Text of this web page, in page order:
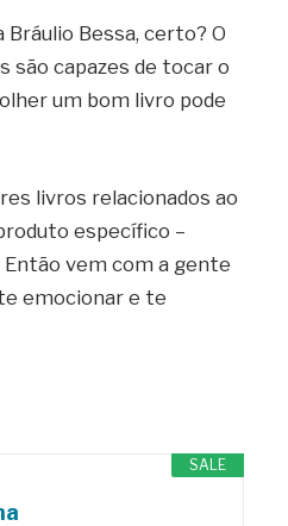
Bessa, certo? O
são capazes de tocar o
um bom livro pode
livros relacionados ao
específico –
Então vem com a gente
emocionar e te
SALE